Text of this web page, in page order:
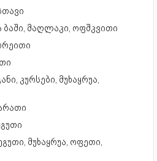
ბაში, მაღლაკი, ოფშკვითი
კურსები, მუხაყრუა,
მუხაყრუა, ოფეთი,